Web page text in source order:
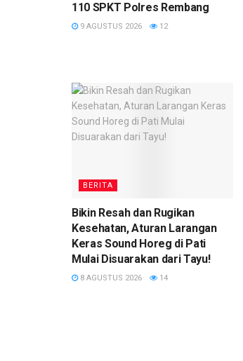
110 SPKT Polres Rembang
9 AGUSTUS 2026 12
BERITA
Bikin Resah dan Rugikan
Kesehatan, Aturan Larangan
Keras Sound Horeg di Pati
Mulai Disuarakan dari Tayu!
8 AGUSTUS 2026 14